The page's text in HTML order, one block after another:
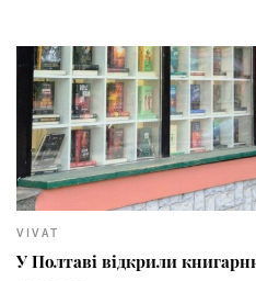
VIVAT
У Полтаві відкрили